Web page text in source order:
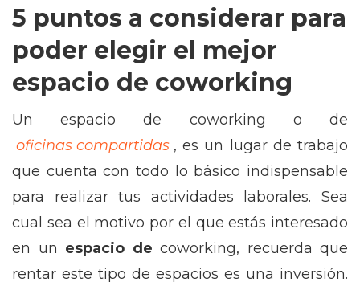
5 puntos a considerar para
poder elegir el mejor
espacio de coworking
Un espacio de coworking o de
oficinas compartidas , es un lugar de trabajo
que cuenta con todo lo básico indispensable
para realizar tus actividades laborales. Sea
cual sea el motivo por el que estás interesado
en un espacio de coworking, recuerda que
rentar este tipo de espacios es una inversión.